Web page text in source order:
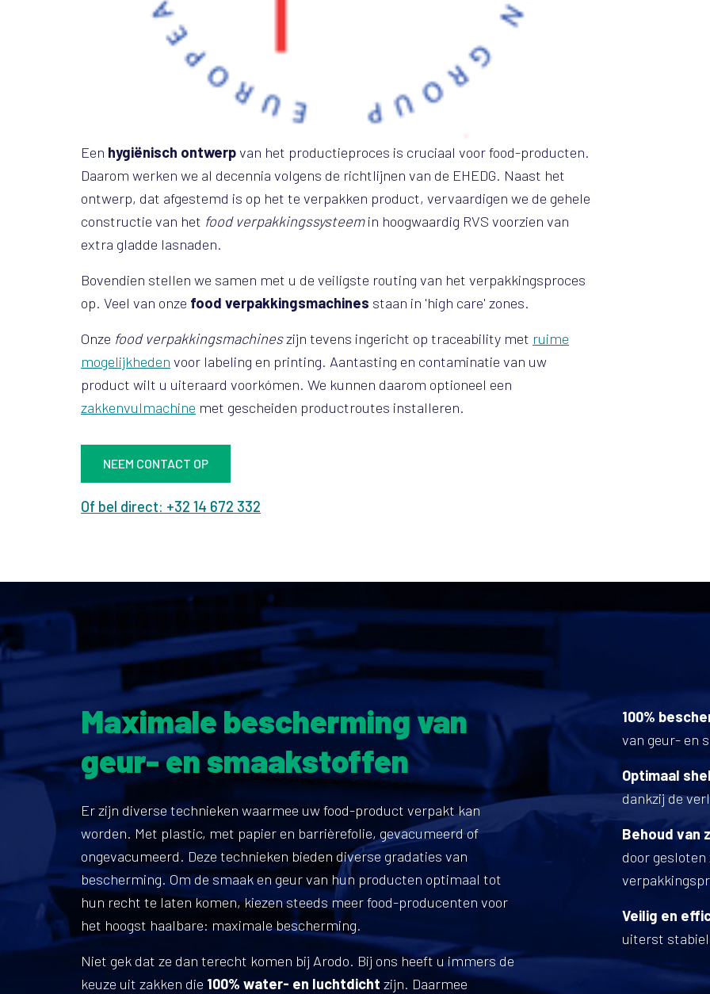
Een hygiënisch ontwerpvan het productieproces is cruciaal voor food-producten.
Daarom werken we al decennia volgens de richtlijnen van de EHEDG. Naast het
ontwerp, dat afgestemd is op het te verpakken product, vervaardigen we de gehele
constructie van het food verpakkingssysteemin hoogwaardig RVS voorzien van
extra gladde lasnaden.
Bovendien stellen we samen met u de veiligste routing van het verpakkingsproces
op. Veel van onze food verpakkingsmachines staan in 'high care' zones.
Onze food verpakkingsmachineszijn tevens ingericht op traceability met ruime
mogelijkheden voor labeling en printing. Aantasting en contaminatie van uw
product wilt u uiteraard voorkómen. We kunnen daarom optioneel een
zakkenvulmachine met gescheiden productroutes installeren.
NEEM CONTACT OP
Of bel direct: +32 14 672 332
Maximale bescherming van
geur- en smaakstoffen
Er zijn diverse technieken waarmee uw food-product verpakt kan
worden. Met plastic, met papier en barrièrefolie, gevacumeerd of
ongevacumeerd. Deze technieken bieden diverse gradaties van
bescherming. Om de smaak en geur van hun producten optimaal tot
hun recht te laten komen, kiezen steeds meer food-producenten voor
het hoogst haalbare: maximale bescherming.
Niet gek dat ze dan terecht komen bij Arodo. Bij ons heeft u immers de
keuze uit zakken die 100% water- en luchtdicht zijn. Daarmee
100%
van geur- en
Optimaal
dankzij de
Behoud van
door
Veilig en
uiterst